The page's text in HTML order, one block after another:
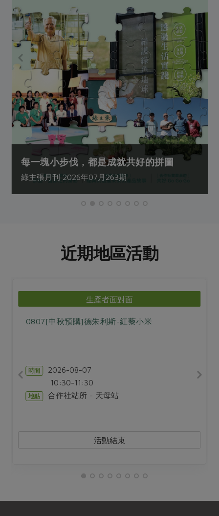
每一塊小步伐，都是成就共好的拼圖
綠主張月刊 2026年07月263期
近期地區活動
生產者面對面
0807[中秋預購]德朱利斯-紅藜小米
時間 2026-08-07
10:30-11:30
地點 合作社站所 - 天母站
活動結束